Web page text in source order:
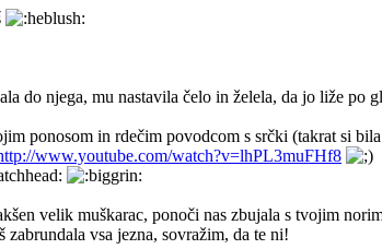
do njega, mu nastavila čelo in želela, da jo liže po
ponosom in rdečim povodcom s srčki (takrat si
www.youtube.com/watch?v=lhPL3muFHf8
velik muškarac, ponoči nas zbujala s tvojim
zabrundala vsa jezna, sovražim, da te ni!